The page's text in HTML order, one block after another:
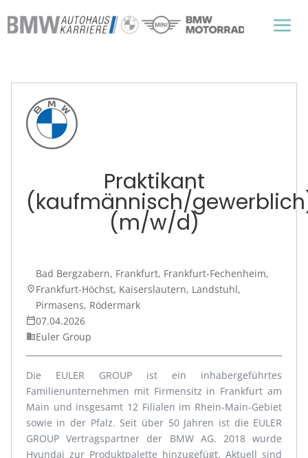
Praktikant
(kaufmännisch/
(m/w/d)
place
Bad Bergzabern, Frankfurt, Frankfurt-Fechenheim,
Frankfurt-Höchst, Kaiserslautern, Landstuhl,
Pirmasens, Rödermark
calendar_today07.04.2026
businessEuler Group
Die EULER GROUP ist ein inhabergeführtes
Familienunternehmen mit Firmensitz in Frankfurt am
Main und insgesamt 12 Filialen im Rhein-Main-Gebiet
sowie in der Pfalz. Seit über 50 Jahren ist die EULER
GROUP Vertragspartner der BMW AG. 2018 wurde
Hyundai zur Produktpalette hinzugefügt. Aktuell sind